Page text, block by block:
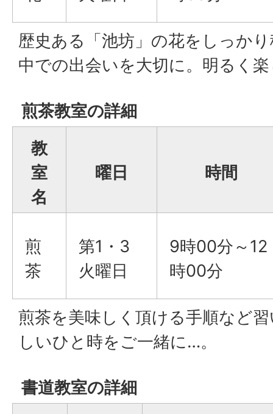
歴史ある「池坊」の花をしっか
中での出会いを大切に。明るく
煎茶教室の詳細
教
室
名
曜日 時間
煎
茶
第1・3
火曜日
9時00分～12
時00分
煎茶を美味しく頂ける手順など
しいひと時をご一緒に…。
書道教室の詳細